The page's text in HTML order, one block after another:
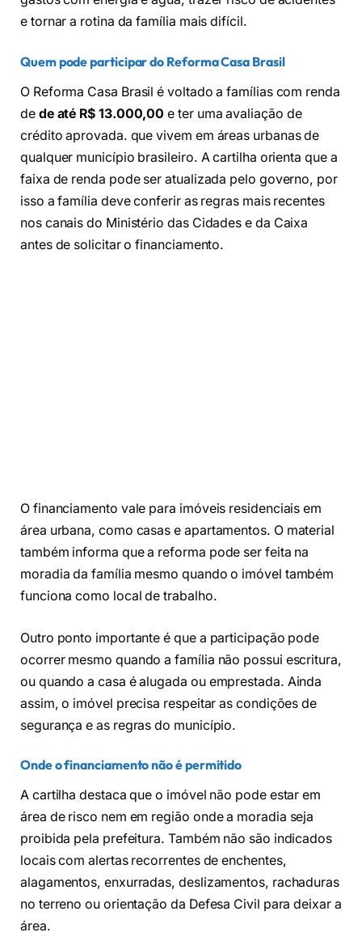
e tornar a rotina da família mais difícil.
Quem pode participar do Reforma Casa Brasil
O Reforma Casa Brasil é voltado a famílias com renda
de de até R$ 13.000,00 e ter uma avaliação de
crédito aprovada. que vivem em áreas urbanas de
qualquer município brasileiro. A cartilha orienta que a
faixa de renda pode ser atualizada pelo governo, por
isso a família deve conferir as regras mais recentes
nos canais do Ministério das Cidades e da Caixa
antes de solicitar o financiamento.
O financiamento vale para imóveis residenciais em
área urbana, como casas e apartamentos. O material
também informa que a reforma pode ser feita na
moradia da família mesmo quando o imóvel também
funciona como local de trabalho.
Outro ponto importante é que a participação pode
ocorrer mesmo quando a família não possui escritura,
ou quando a casa é alugada ou emprestada. Ainda
assim, o imóvel precisa respeitar as condições de
segurança e as regras do município.
Onde o financiamento não é permitido
A cartilha destaca que o imóvel não pode estar em
área de risco nem em região onde a moradia seja
proibida pela prefeitura. Também não são indicados
locais com alertas recorrentes de enchentes,
alagamentos, enxurradas, deslizamentos, rachaduras
no terreno ou orientação da Defesa Civil para deixar a
área.